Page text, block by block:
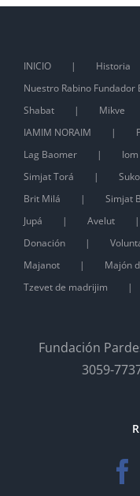
INICIO
Historia
Nuestro Rabino Fundador
Shabat
Mikve
IAMIM NORAIM
Lag Baomer
Simjat Torá
Brit Milá
Simjat
Jupá
Avelut
Donación
Majanot
Majón
Tzevet de madrijim
Fundación
3059-